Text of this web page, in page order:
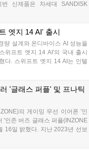
신제품은 차세대 SANDISK
드와 함께, 최대 2TB의 대용량
상 제작 환경에 최적화된 성능
엣지 14 AI' 출시
량 설계와 온디바이스 AI 성능을
위프트 엣지 14 AI'의 국내 출시
다. 스위프트 엣지 14 AI는 인텔
팬서레이크) 프로세서를 탑
디바이스 AI 연산 성능과 전력
를 통해 이미지 생성, 문서 요약,
효율적으로 처리할 수 있으며,
환경에서도 안정적인 퍼포먼스
'글래스 퍼플' 및 프나틱
의 게이밍 무선 이어폰 '인
'인존 버즈 글래스 퍼플(INZONE
16일 밝혔다. 지난 2023년 선보
매량 1만 2000대를 돌파하며 프